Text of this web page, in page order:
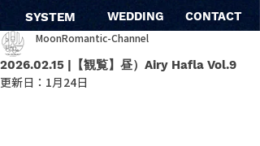
SYSTEM WEDDING CONTACT
2026.02.15 |【観覧】昼）Airy Hafla Vol.9
MoonRomantic-Channel
更新日： 1月24日